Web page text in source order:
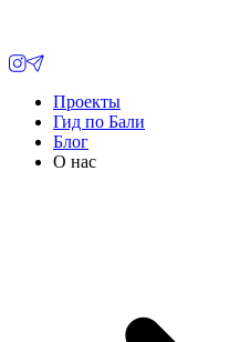
Проекты
Гид по Бали
Блог
О нас